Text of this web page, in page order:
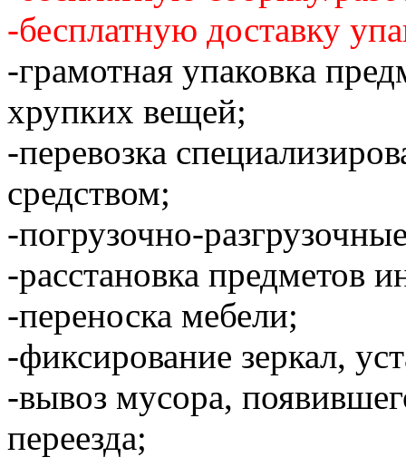
-бесплатную доставку
-грамотная упаковка
хрупких вещей;
-перевозка
средством;
-погрузочно-
-расстановка предметов
-переноска мебели;
-фиксирование зеркал,
-вывоз мусора,
переезда;